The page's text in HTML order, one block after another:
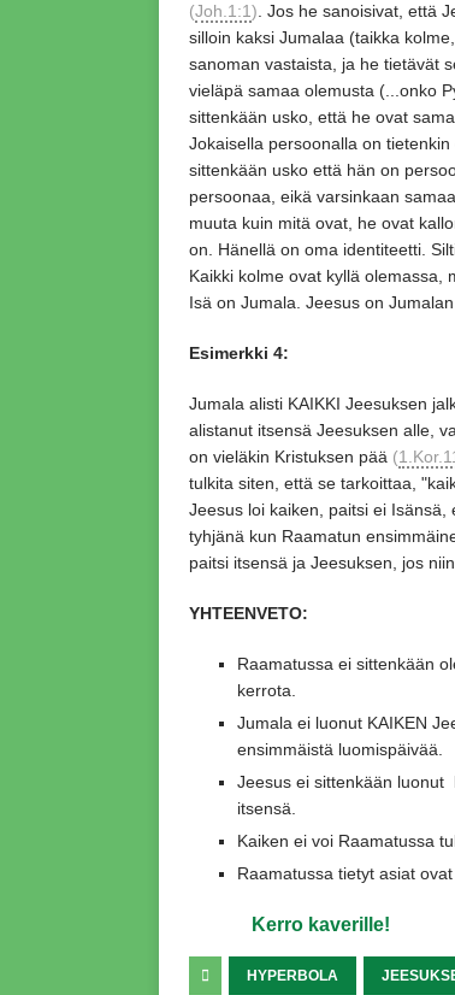
(Joh.1:1) . Jos he sanoisivat, että
silloin kaksi Jumalaa (taikka kolme,
sanoman vastaista,
ja he tietävät
vieläpä samaa olemusta (. ..onko
sittenkään usko, että he ovat
Jokaisella persoonalla on tietenkin
sittenkään usko että hän on
persoonaa, eikä varsinkaan
muuta kuin mitä ovat, he ovat
on.
Hänellä on oma identiteetti.
Kaikki kolme ovat kyllä olemassa,
Isä on Jumala. Jeesus on
Esimerkki 4:
Jumala alisti KAIKKI Jeesuksen
alistanut itsensä Jeesuksen alle,
on vieläkin Kristuksen pää (
tulkita siten, että se tarkoittaa,
Jeesus loi kaiken,
paitsi ei Isänsä,
tyhjänä kun Raamatun
paitsi itsensä ja Jeesuksen,
jos
YHTEENVETO:
Raamatussa ei sittenkään
kerrota.
Jumala ei luonut KAIKEN
ensimmäistä luomispäivää.
Jeesus ei sittenkään luonut
itsensä.
Kaiken ei voi Raamatussa
Raamatussa tietyt asiat ovat
Kerro kaverille!
HYPERBOLA